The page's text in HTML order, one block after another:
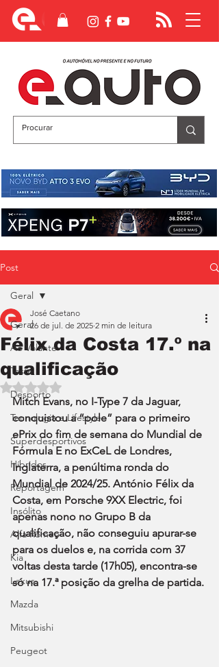
Post
Geral
Ao Volante
Teste
Desporto
Tecnologia e Lifestyle
Superdesportivos
Híbridos
Reportagem
Insólito
Alfa Romeo
Kia
Lexus
Mazda
Mitsubishi
Peugeot
Geral
Félix da Costa 17.º na
qualificação
José Caetano
26 de jul. de 2025 2 min de leitura
Avaliado com NaN de 5 estrelas.
Mitch Evans, no I-Type 7 da Jaguar,
conquistou a “pole” para o primeiro
ePrix do fim de semana do Mundial de
Fórmula E no ExCeL de Londres,
Inglaterra, a penúltima ronda do
Mundial de 2024/25. António Félix da
Costa, em Porsche 9XX Electric, foi
apenas nono no Grupo B da
qualificação, não conseguiu apurar-se
para os duelos e, na corrida com 37
voltas desta tarde (17h05), encontra-se
só na 17.ª posição da grelha de partida.